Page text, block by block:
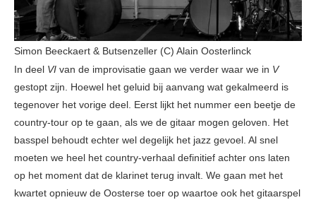
Simon Beeckaert & Butsenzeller (C) Alain Oosterlinck
In deel VI van de improvisatie gaan we verder waar we in V
gestopt zijn. Hoewel het geluid bij aanvang wat gekalmeerd is
tegenover het vorige deel. Eerst lijkt het nummer een beetje de
country-tour op te gaan, als we de gitaar mogen geloven. Het
basspel behoudt echter wel degelijk het jazz gevoel. Al snel
moeten we heel het country-verhaal definitief achter ons laten
op het moment dat de klarinet terug invalt. We gaan met het
kwartet opnieuw de Oosterse toer op waartoe ook het gitaarspel